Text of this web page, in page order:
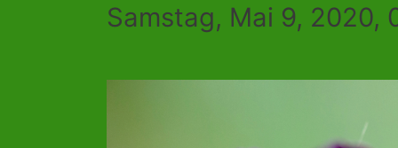
Samstag, Mai 9, 2020,